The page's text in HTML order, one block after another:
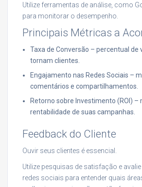
Utilize ferramentas de análise, como
para monitorar o desempenho.
Principais Métricas a
Taxa de Conversão – percentual de
tornam clientes.
Engajamento nas Redes Sociais –
comentários e compartilhamentos.
Retorno sobre Investimento (ROI) –
rentabilidade de suas campanhas.
Feedback do Cliente
Ouvir seus clientes é essencial.
Utilize pesquisas de satisfação e
redes sociais para entender quais